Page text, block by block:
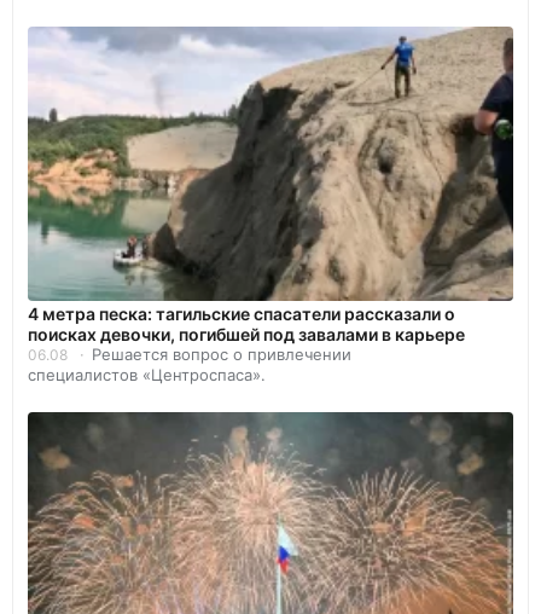
4 метра песка: тагильские спасатели рассказали о
поисках девочки, погибшей под завалами в карьере
06.08
Решается вопрос о привлечении
специалистов «Центроспаса».